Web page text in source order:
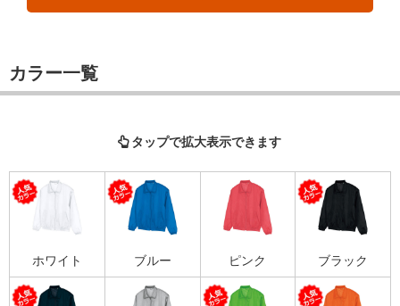
カラー一覧
タップで拡大表示できます
ホワイト ブルー ピンク ブラック